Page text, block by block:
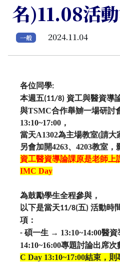
名)11.08活
一般 2024.11.04
各位同學:
本週五(11/8) 資工與醫資導
與TSMC合作舉辧一場研討
13:10~17:00 ，
當天A1302為主場教室(請大
另會加開4263、 4203教室，
資工醫資導論課原是老師上
IMC Day
為鼓勵學生全程參與，
以下是當天11/8(五) 活動時
項：
- 碩一生 → 13:10~14:00醫資
14:10~16:00專題討論出席次
C Day 13:10~17:00結束，則